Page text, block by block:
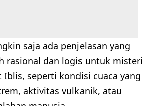
saja ada penjelasan yang
rasional dan logis untuk misteri
Iblis, seperti kondisi cuaca yang
aktivitas vulkanik, atau